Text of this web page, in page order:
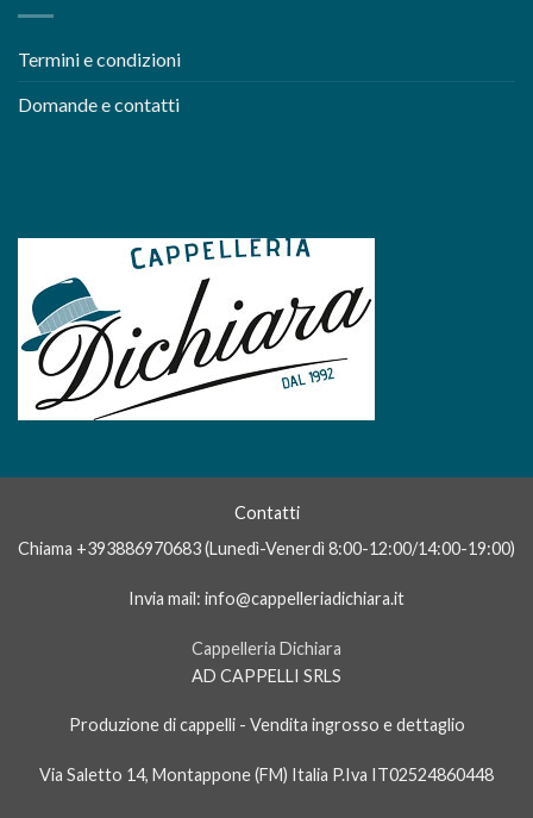
Termini e condizioni
Domande e contatti
In genere rispondiamo dopo qualche
Contatti
Chiama +393886970683 (Lunedì-Venerdì 8:00-12:00/14:00-19:00)
Invia mail: info@cappelleriadichiara.it
Cappelleria Dichiara
AD CAPPELLI SRLS
Produzione di cappelli - Vendita ingrosso e dettaglio
Via Saletto 14, Montappone (FM) Italia P.Iva IT02524860448